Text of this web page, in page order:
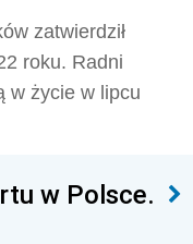
zatwierdził
roku. Radni
w życie w lipcu
w Polsce.